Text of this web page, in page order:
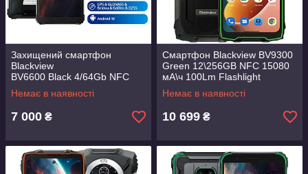
Захищений смартфон
Blackview
BV6600 Black 4/64Gb NFC
8580mAh IP69К НОВИНКА!
Немає в наявності
7 000 ₴
Смартфон Blackview BV9300
Green 12\256GB NFC 15080
мА\ч 100Lm Flashlight
Немає в наявності
10 699 ₴